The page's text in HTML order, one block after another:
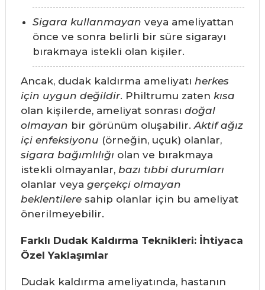
Sigara kullanmayan veya ameliyattan
önce ve sonra belirli bir süre sigarayı
bırakmaya istekli olan kişiler.
Ancak, dudak kaldırma ameliyatı herkes
için uygun değildir. Philtrumu zaten kısa
olan kişilerde, ameliyat sonrası doğal
olmayan bir görünüm oluşabilir.Aktif ağız
içi enfeksiyonu (örneğin, uçuk) olanlar,
sigara bağımlılığı olan ve bırakmaya
istekli olmayanlar, bazı tıbbi durumları
olanlar veya gerçekçi olmayan
beklentileresahip olanlar için bu ameliyat
önerilmeyebilir.
Farklı Dudak Kaldırma Teknikleri: İhtiyaca
Özel Yaklaşımlar
Dudak kaldırma ameliyatında, hastanın